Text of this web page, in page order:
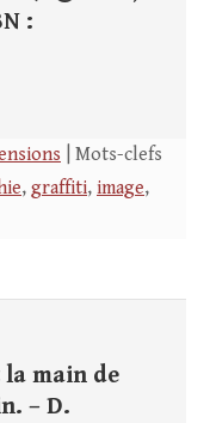
:
| Mots-clefs
, graffiti, image,
la main de
– D.